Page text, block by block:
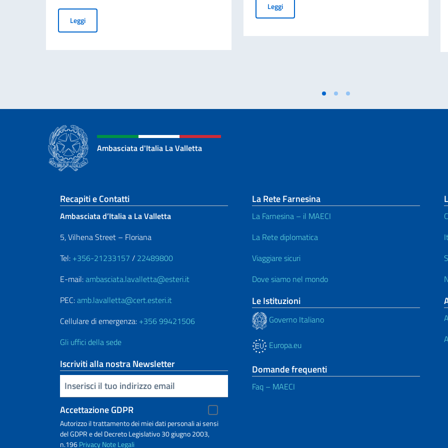
LeggiValidità illimitata per le CIE rilasciate dopo i 70 anni di età
LeggiElezioni COMITES 2026
Ambasciata d'Italia La Valletta
Sezione footer
Recapiti e Contatti
Ambasciata d’Italia a La Valletta
5, Vilhena Street – Floriana
Tel: +356-21233157 / 22489800
E-mail:ambasciata.lavalletta@esteri.it
PEC:amb.lavalletta@cert.esteri.it
Cellulare di emergenza: +356 99421506
Gli uffici della sede
Iscriviti alla nostra Newsletter
Inserisci la tua email
Accettazione GDPR
Autorizzo il trattamento dei miei dati personali ai sensi
del GDPR e del Decreto Legislativo 30 giugno 2003,
n.196PrivacyNote Legali
La Rete Farnesina
La Farnesina – il MAECI
La Rete diplomatica
Viaggiare sicuri
Dove siamo nel mondo
Le Istituzioni
Governo Italiano
Europa.eu
Domande frequenti
Faq – MAECI